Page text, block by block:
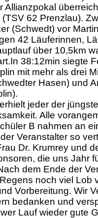
Allianzpokal
62 Prenzlau).
(Schwedt) vor
42 Läuferinnen,
über 10,5km
38:12min siegte
mit mehr als drei
Hasen) und
jeder der
Alle
B nahmen an
Veranstalter so
Dr. Krumrey und
die uns Jahr
dem Ende der
noch viel Lob
Vorbereitung. Wir
bedanken und
Lauf wieder gute